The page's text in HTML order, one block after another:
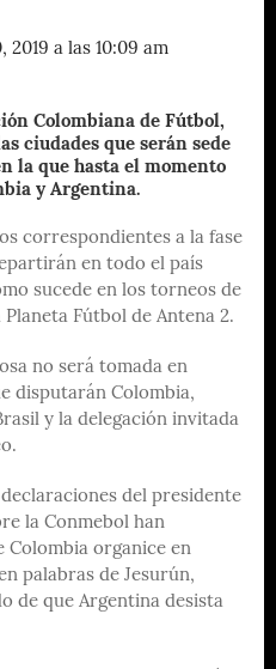
a las 10:09 am
Colombiana de Fútbol,
ciudades que serán sede
la que hasta el momento
y Argentina.
correspondientes a la fase
en todo el país
sucede en los torneos de
Fútbol de Antena 2.
no será tomada en
disputarán Colombia,
y la delegación invitada
del presidente
la Conmebol han
Colombia organice en
palabras de Jesurún,
de que Argentina desista